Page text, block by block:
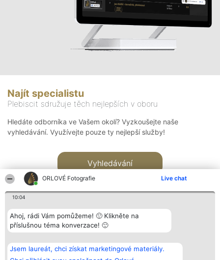
ORLOVÉ Fotografie Live chat
10:04
Ahoj, rádi Vám pomůžeme! 🙂 Klikněte na
příslušnou téma konverzace! 🙂
Jsem laureát, chci získat marketingové materiály.
Najít specialistu
Plebiscit sdružuje těch nejlepších v oboru
Hledáte odborníka ve Vašem okolí? Vyzkoušejte naše
vyhledávání. Využívejte pouze ty nejlepší služby!
Vyhledávání
Bright Side Solutions sp. z o.
o. sp. k.
ul. Ruska 22
Vítězové
Seznam všech
laureátů
Kontakt